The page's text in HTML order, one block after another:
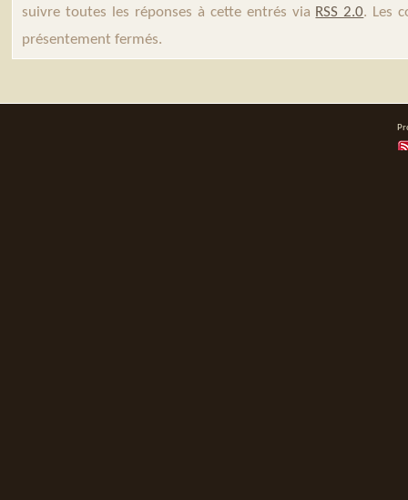
suivre toutes les réponses à cette entrés via RSS 2.0. Les
présentement fermés.